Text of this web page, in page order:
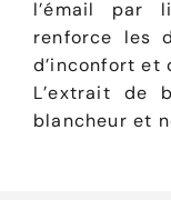
l’émail par
renforce les
d’inconfort et
L’extrait de
blancheur et